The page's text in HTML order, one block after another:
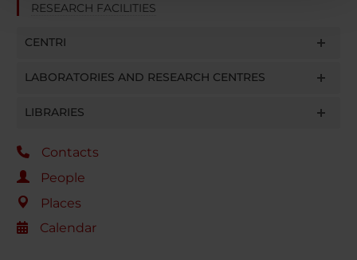
con altre informazioni che hai fornito loro o che hanno
raccolto dal tuo utilizzo dei loro servizi.
RESEARCH FACILITIES
CENTRI
LABORATORIES AND RESEARCH CENTRES
LIBRARIES
Contacts
People
Places
Calendar